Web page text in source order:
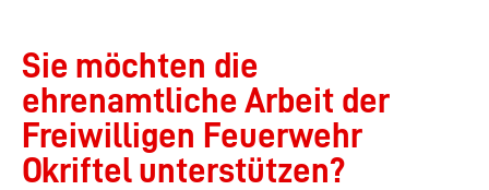
Sie möchten die
ehrenamtliche Arbeit der
Freiwilligen Feuerwehr
Okriftel unterstützen?